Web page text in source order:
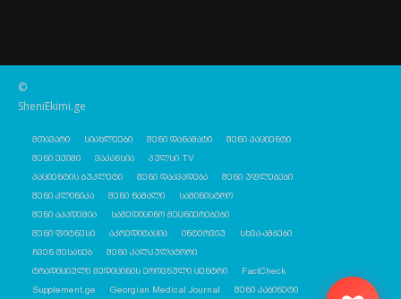
©
SheniEkimi.ge
მთავარი სიახლეები შენი დანამატი
შენი პაციენტი
შენი ექიმი
ვაკანსია
პულსი TV
პაციენტის ბუკლეტი
შენი დაავადება
შენი უფლებები
შენი კლინიკა
შენი წამალი
სამინისტრო
შენი აკადემია
სამედიცინო მეცნიერებები
შენი ფიტნესი
აკრედიტაცია ინტერვიუ
სხვა-ამბები
ჩვენ შესახებ
შენი კალკულატორი
ტრადიციული მედიცინის ეროვნული ცენტრი
FactCheck
Supplement.ge
Georgian Medical Journal შენი კაბინეტი